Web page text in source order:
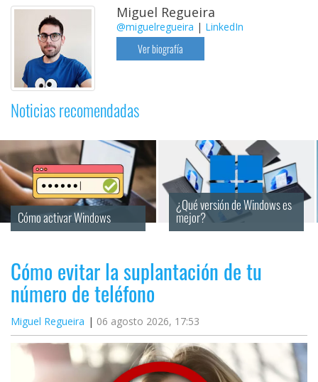
Miguel Regueira
@miguelregueira | LinkedIn
Ver biografía
Noticias recomendadas
Cómo activar Windows
¿Qué versión de Windows es
mejor?
Cómo evitar la suplantación de tu
número de teléfono
Miguel Regueira 06 agosto 2026, 17:53